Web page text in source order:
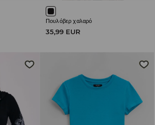
Πουλόβερ χαλαρό
35,99 EUR